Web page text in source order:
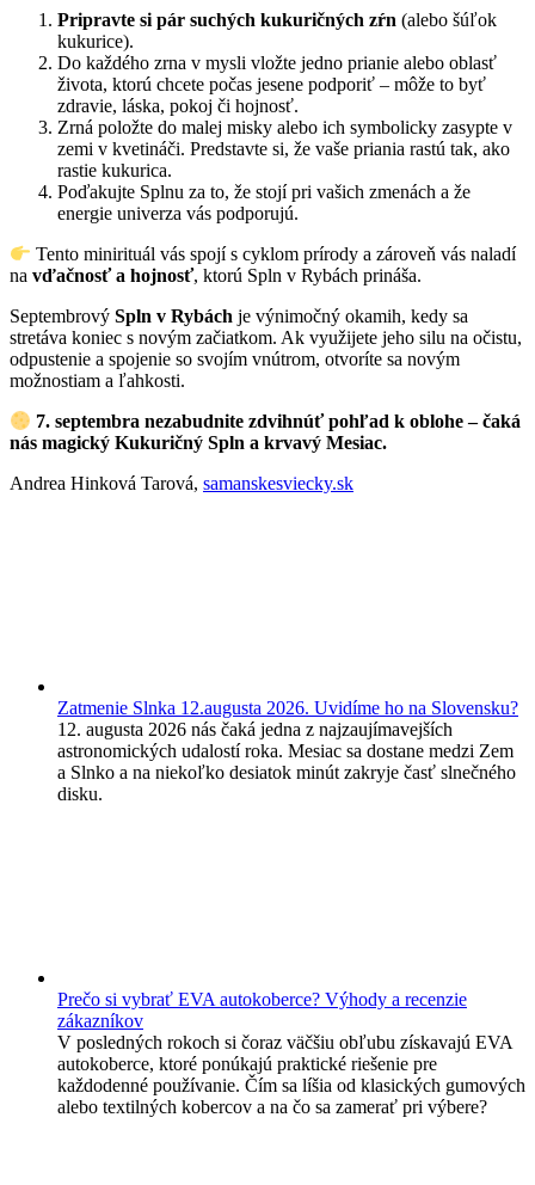
Pripravte si pár suchých kukuričných zŕn (alebo šúľok
kukurice).
Do každého zrna v mysli vložte jedno prianie alebo oblasť
života, ktorú chcete počas jesene podporiť – môže to byť
zdravie, láska, pokoj či hojnosť.
Zrná položte do malej misky alebo ich symbolicky zasypte v
zemi v kvetináči. Predstavte si, že vaše priania rastú tak, ako
rastie kukurica.
Poďakujte Splnu za to, že stojí pri vašich zmenách a že
energie univerza vás podporujú.
Tento minirituál vás spojí s cyklom prírody a zároveň vás naladí
na vďačnosť a hojnosť, ktorú Spln v Rybách prináša.
Septembrový Spln v Rybách je výnimočný okamih, kedy sa
stretáva koniec s novým začiatkom. Ak využijete jeho silu na očistu,
odpustenie a spojenie so svojím vnútrom, otvoríte sa novým
možnostiam a ľahkosti.
7. septembra nezabudnite zdvihnúť pohľad k oblohe – čaká
nás magický Kukuričný Spln a krvavý Mesiac.
Andrea Hinková Tarová, samanskesviecky.sk
Zatmenie Slnka 12.augusta 2026. Uvidíme ho na Slovensku?
12. augusta 2026 nás čaká jedna z najzaujímavejších
astronomických udalostí roka. Mesiac sa dostane medzi Zem
a Slnko a na niekoľko desiatok minút zakryje časť slnečného
disku.
Prečo si vybrať EVA autokoberce? Výhody a recenzie
zákazníkov
V posledných rokoch si čoraz väčšiu obľubu získavajú EVA
autokoberce, ktoré ponúkajú praktické riešenie pre
každodenné používanie. Čím sa líšia od klasických gumových
alebo textilných kobercov a na čo sa zamerať pri výbere?